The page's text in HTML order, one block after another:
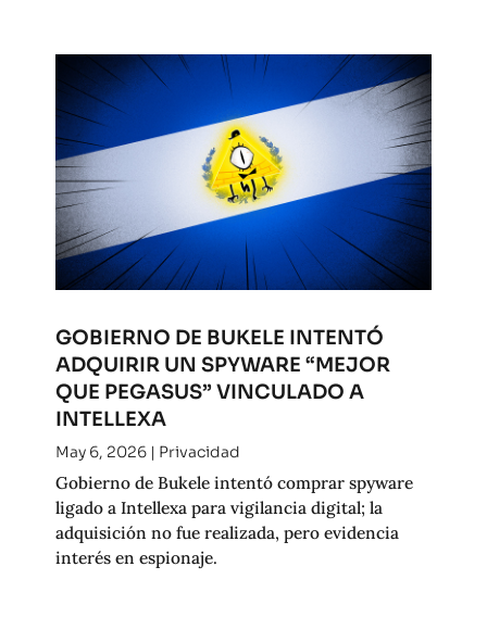
GOBIERNO DE BUKELE INTENTÓ
ADQUIRIR UN SPYWARE “MEJOR
QUE PEGASUS” VINCULADO A
INTELLEXA
May 6, 2026| Privacidad
Gobierno de Bukele intentó comprar spyware
ligado a Intellexa para vigilancia digital; la
adquisición no fue realizada, pero evidencia
interés en espionaje.